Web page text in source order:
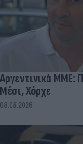
Αργεντινικά ΜΜΕ:
Μέσι, Χόρχε
08.08.2026